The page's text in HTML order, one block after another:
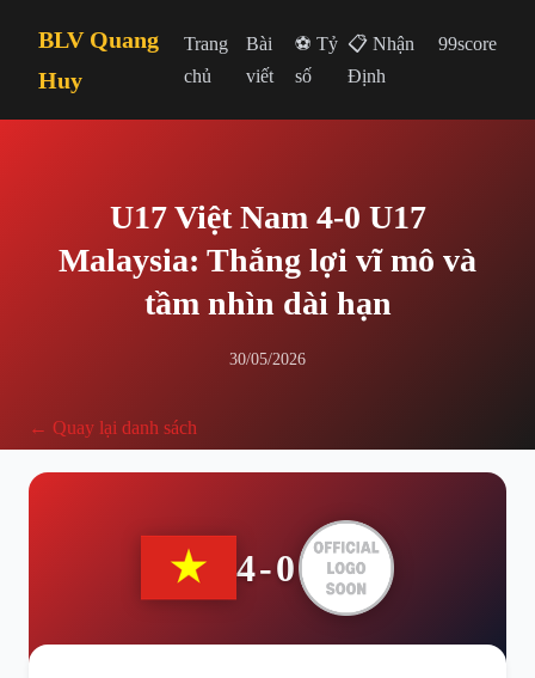
BLV Quang
Huy
Trang
chủ
Bài
viết
⚽ Tỷ
số
📋 Nhận
Định
99score
U17 Việt Nam 4-0 U17
Malaysia: Thắng lợi vĩ mô và
tầm nhìn dài hạn
30/05/2026
← Quay lại danh sách
4-0